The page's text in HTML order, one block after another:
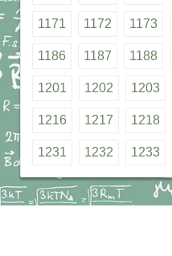
1171 1172 1173
1186 1187 1188
1201 1202 1203
1216 1217 1218
1231 1232 1233